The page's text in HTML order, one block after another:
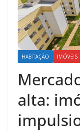
HABITAÇÃO IMÓVEIS
alta: